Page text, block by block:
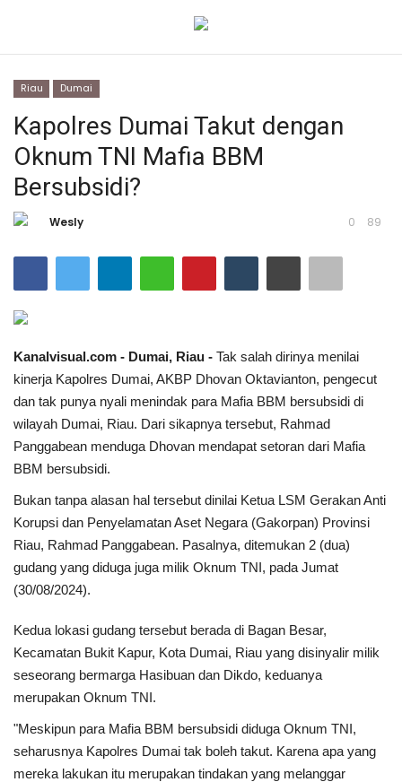
Beranda
Yogyakarta
Solo Raya
Sumsel
Kalbar
Sumut
News
Riau
Bisnis
Jambi
Riau Dumai
Kapolres Dumai Takut dengan
Oknum TNI Mafia BBM
Bersubsidi?
Wesly 0 89
Kanalvisual.com - Dumai, Riau - Tak salah dirinya menilai
kinerja Kapolres Dumai, AKBP Dhovan Oktavianton, pengecut
dan tak punya nyali menindak para Mafia BBM bersubsidi di
wilayah Dumai, Riau. Dari sikapnya tersebut, Rahmad
Panggabean menduga Dhovan mendapat setoran dari Mafia
BBM bersubsidi.
Bukan tanpa alasan hal tersebut dinilai Ketua LSM Gerakan Anti
Korupsi dan Penyelamatan Aset Negara (Gakorpan) Provinsi
Riau, Rahmad Panggabean. Pasalnya, ditemukan 2 (dua)
gudang yang diduga juga milik Oknum TNI, pada Jumat
(30/08/2024).
Kedua lokasi gudang tersebut berada di Bagan Besar,
Kecamatan Bukit Kapur, Kota Dumai, Riau yang disinyalir milik
seseorang bermarga Hasibuan dan Dikdo, keduanya
merupakan Oknum TNI.
"Meskipun para Mafia BBM bersubsidi diduga Oknum TNI,
seharusnya Kapolres Dumai tak boleh takut. Karena apa yang
mereka lakukan itu merupakan tindakan yang melanggar